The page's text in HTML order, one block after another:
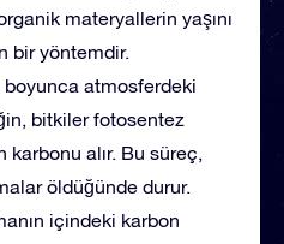
materyallerin yaşını
bir yöntemdir.
boyunca atmosferdeki
bitkiler fotosentez
alır. Bu süreç,
öldüğünde durur.
içindeki karbon